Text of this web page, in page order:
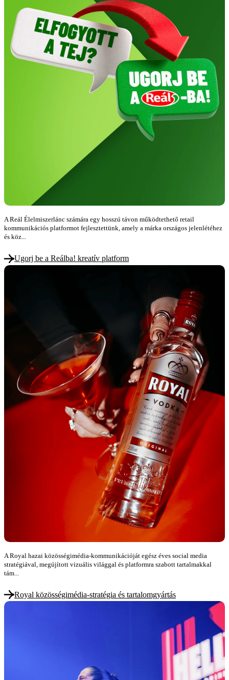
A Reál Élelmiszerlánc számára egy hosszú távon működtethető retail
kommunikációs platformot fejlesztettünk, amely a márka országos jelenlétéhez
és köz...
Ugorj be a Reálba! kreatív platform
A Royal hazai közösségimédia-kommunikációját egész éves social media
stratégiával, megújított vizuális világgal és platformra szabott tartalmakkal
tám...
Royal közösségimédia-stratégia és tartalomgyártás